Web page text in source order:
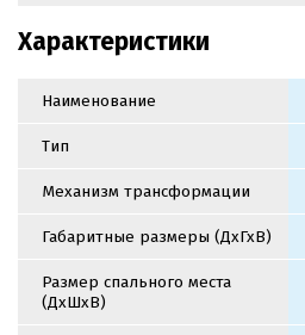
Характеристики
Наименование
Тип
Механизм трансформации
Габаритные размеры (ДхГхВ)
Размер спального места
(ДхШхВ)